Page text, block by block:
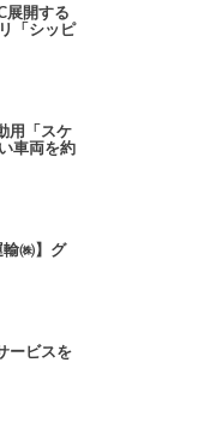
展開する
「シッピ
用「スケ
車両を約
輸㈱】グ
ービスを